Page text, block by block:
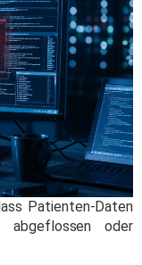
Patienten-Daten
abgeflossen oder